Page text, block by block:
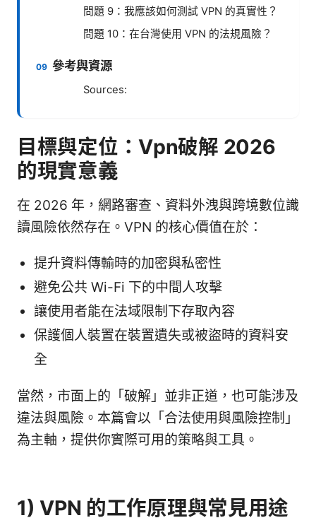
問題 9：我應該如何測試 VPN 的真實性？
問題 10：在台灣使用 VPN 的法規風險？
參考與資源
Sources:
目標與定位：Vpn破解 2026
的現實意義
在 2026 年，網路審查、資料外洩與跨境數位識
讀風險依然存在。VPN 的核心價值在於：
提升資料傳輸時的加密與私密性
避免公共 Wi-Fi 下的中間人攻擊
讓使用者能在法域限制下存取內容
保護個人裝置在裝置遺失或被盜時的資料安
全
當然，市面上的「破解」並非正道，也可能涉及
違法與風險。本篇會以「合法使用與風險控制」
為主軸，提供你實際可用的策略與工具。
1) VPN 的工作原理與常見用途